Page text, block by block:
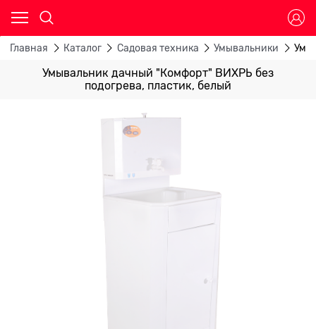
Главная Каталог Садовая техника Умывальники
Умывальник дачный "Комфорт" ВИХРЬ без
подогрева, пластик, белый